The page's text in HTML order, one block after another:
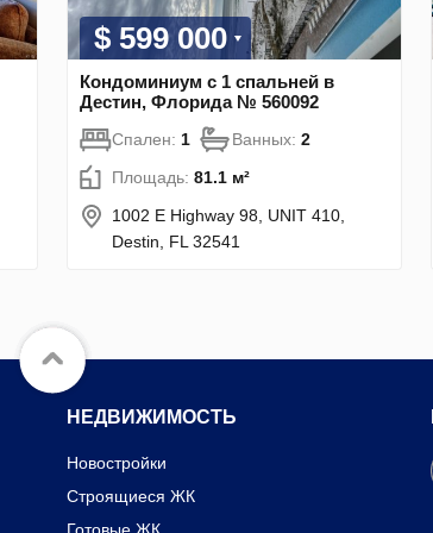
$ 599 000
Кондоминиум с 1 спальней в
Дестин, Флорида № 560092
Спален: 1 Ванных: 2
Площадь: 81.1 м²
1002 E Highway 98, UNIT 410,
Destin, FL 32541
НЕДВИЖИМОСТЬ
Новостройки
Строящиеся ЖК